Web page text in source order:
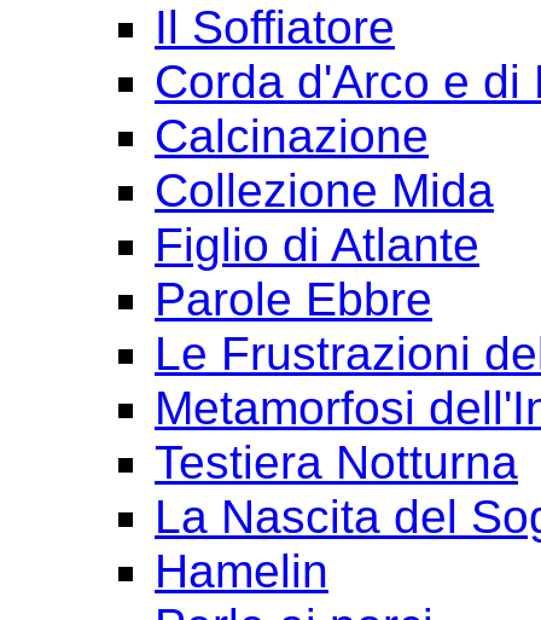
Il Soffiatore
Corda d'Arco e di
Calcinazione
Collezione Mida
Figlio di Atlante
Parole Ebbre
Le Frustrazioni
Metamorfosi
Testiera Notturna
La Nascita del
Hamelin